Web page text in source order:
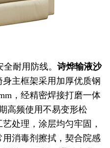
耐用防线。 诗烨输液沙
主框架采用加厚优质钢
，经精密焊接打磨一体
高频使用不易变形松
处理，涂层均匀牢固，
消毒剂擦拭，契合院感